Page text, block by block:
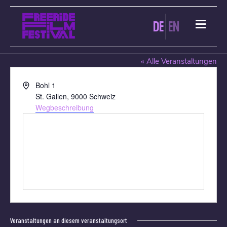
DE EN
BLUE CINEMA SCALA ST. GALLEN
« Alle Veranstaltungen
Adresse
Bohl 1
St. Gallen, 9000 Schweiz
Wegbeschreibung
Veranstaltungen an diesem veranstaltungsort